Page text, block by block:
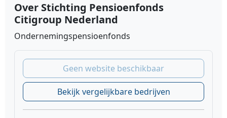
Over Stichting Pensioenfonds
Citigroup Nederland
Ondernemingspensioenfonds
Geen website beschikbaar
Bekijk vergelijkbare bedrijven